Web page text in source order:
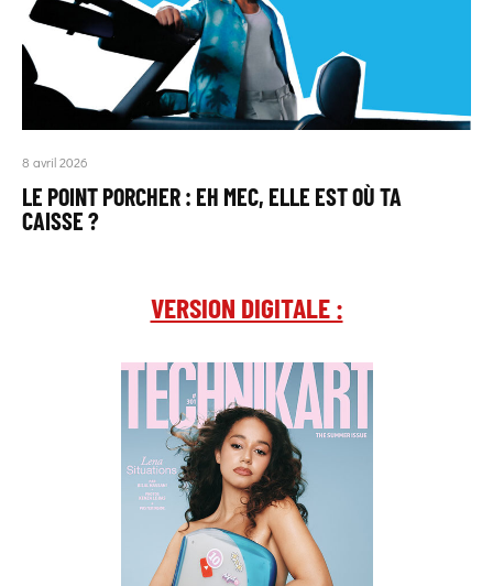
8 avril 2026
LE POINT PORCHER : EH MEC, ELLE EST OÙ TA
CAISSE ?
VERSION DIGITALE :